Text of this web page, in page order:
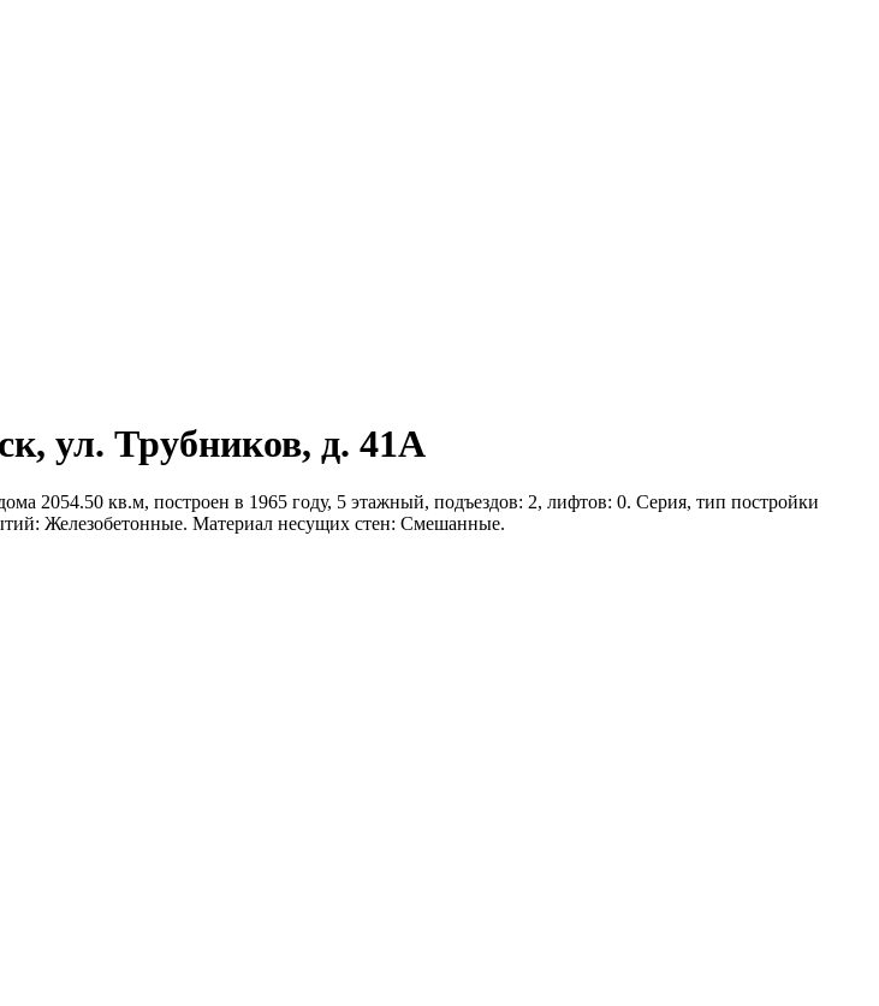
ул. Трубников, д. 41А
2054.50 кв.м, построен в 1965 году, 5 этажный, подъездов: 2, лифтов: 0. Серия, тип постройки
Железобетонные. Материал несущих стен: Смешанные.